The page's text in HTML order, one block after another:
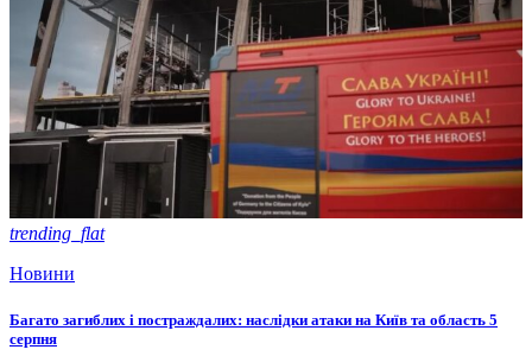
trending_flat
Новини
Багато загиблих і постраждалих: наслідки атаки на Київ та область 5
серпня